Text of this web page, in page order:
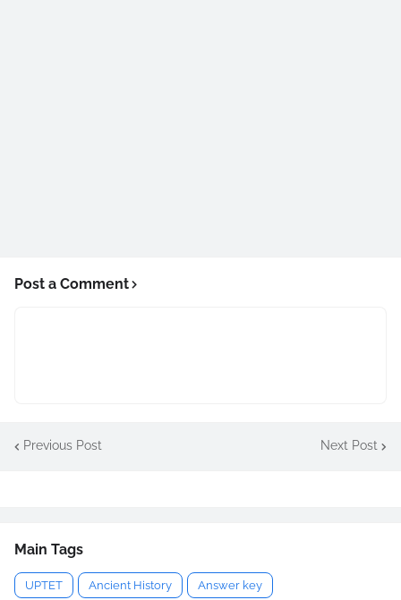
Post a Comment
Previous Post Next Post
Main Tags
UPTET Ancient History Answer key